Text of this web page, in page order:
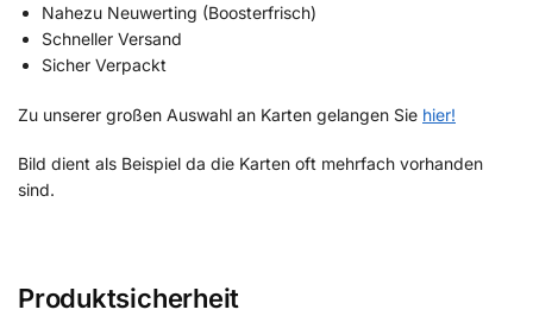
Nahezu Neuwerting (Boosterfrisch)
Schneller Versand
Sicher Verpackt
Zu unserer großen Auswahl an Karten gelangen Sie hier!
Bild dient als Beispiel da die Karten oft mehrfach vorhanden
sind.
Produktsicherheit